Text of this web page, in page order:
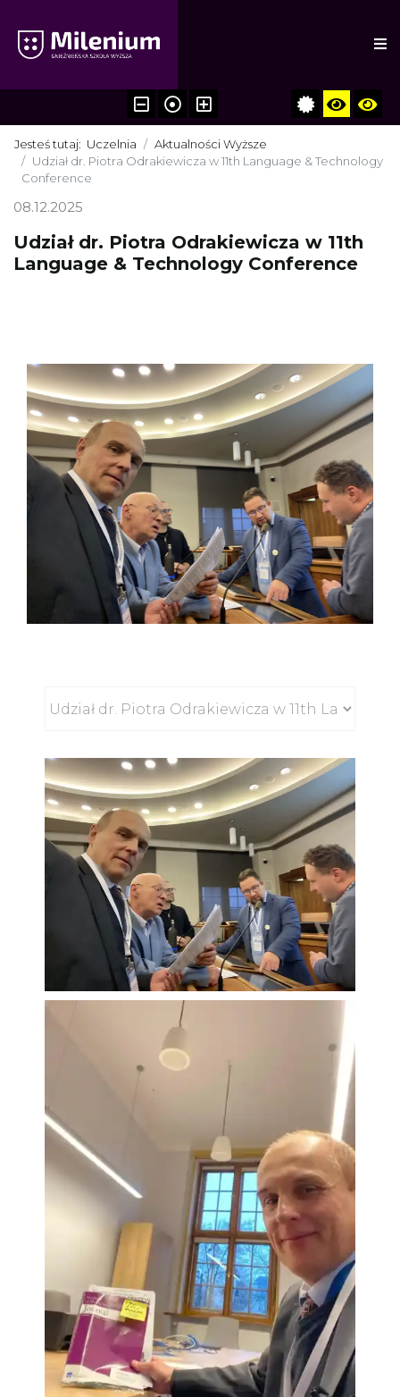
Jesteś tutaj: Uczelnia
Aktualności Wyższe
Udział dr. Piotra Odrakiewicza w 11th Language & Technology
Conference
08.12.2025
Udział dr. Piotra Odrakiewicza w 11th
Language & Technology Conference